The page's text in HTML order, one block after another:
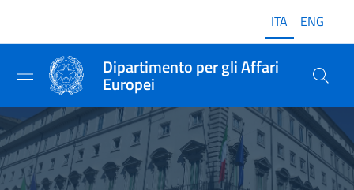
ITA ENG
Dipartimento per gli Affari
Europei